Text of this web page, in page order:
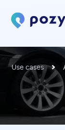
Use cases